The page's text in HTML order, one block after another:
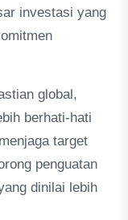
investasi yang
global,
berhati-hati
target
penguatan
dinilai lebih